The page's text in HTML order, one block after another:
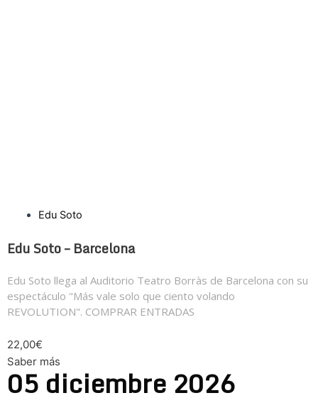
Edu Soto
Edu Soto – Barcelona
Edu Soto llega al Auditorio Teatro Borràs de Barcelona con su
espectáculo "Más vale solo que ciento volando
REVOLUTION". COMPRAR ENTRADAS
22,00€
Saber más
05 diciembre 2026